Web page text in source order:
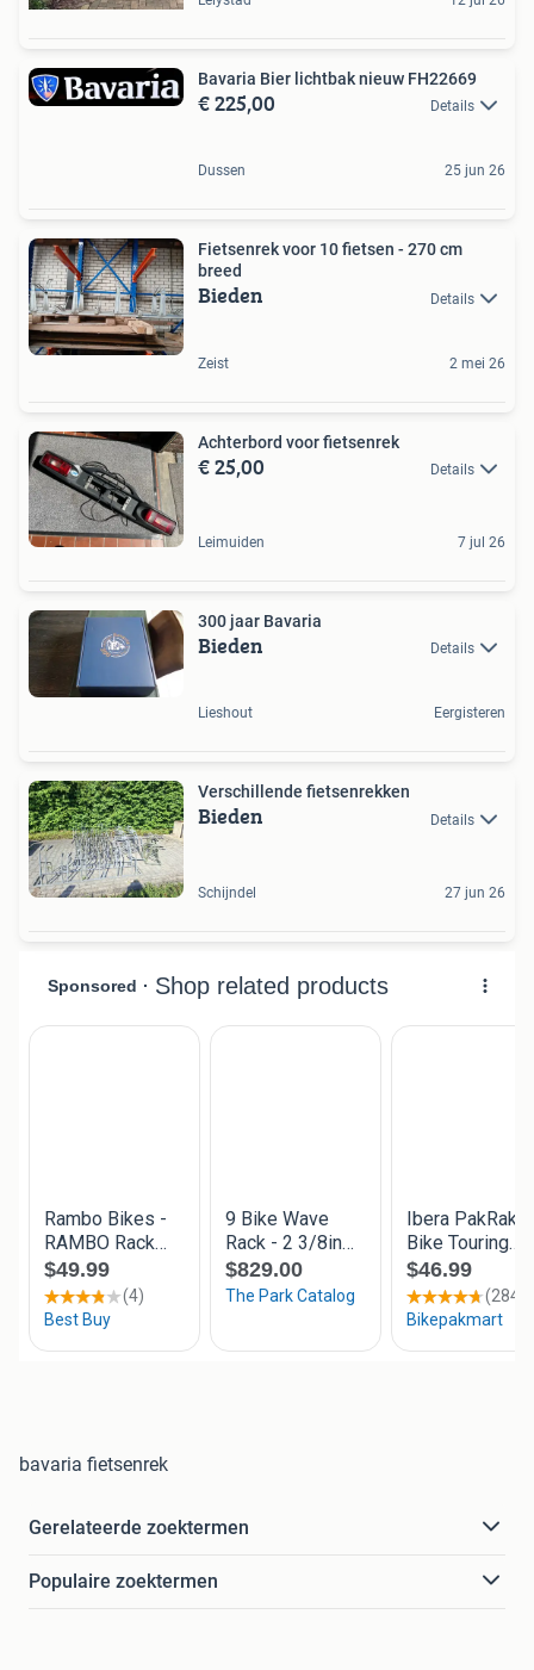
Bavaria Bier lichtbak nieuw FH22669
€ 225,00 Details
Dussen 25 jun 26
Fietsenrek voor 10 fietsen - 270 cm
breed
Bieden Details
Zeist 2 mei 26
Achterbord voor fietsenrek
€ 25,00 Details
Leimuiden 7 jul 26
300 jaar Bavaria
Bieden Details
Lieshout Eergisteren
Verschillende fietsenrekken
Bieden Details
Schijndel 27 jun 26
bavaria fietsenrek
Gerelateerde zoektermen
Populaire zoektermen